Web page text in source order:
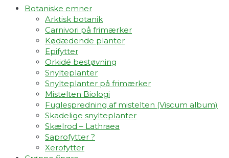
Botaniske emner
Arktisk botanik
Carnivori på frimærker
Kødædende planter
Epifytter
Orkidé bestøvning
Snylteplanter
Snylteplanter på frimærker
Mistelten Biologi
Fuglespredning af mistelten (Viscum album)​
Skadelige snylteplanter
Skælrod – Lathraea
Saprofytter ?
Xerofytter